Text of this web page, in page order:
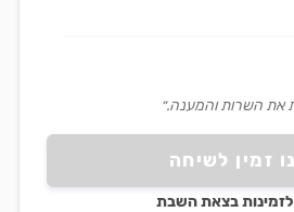
זמין לשיחה
לזמינות בצאת השבת
את השרות והמענה.״